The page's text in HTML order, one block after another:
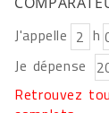
J'appelle h
Je dépense
Retrouvez